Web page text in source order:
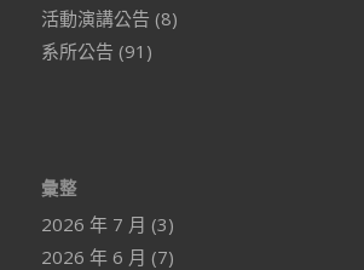
活動演講公告 (8)
系所公告 (91)
彙整
2026 年 7 月 (3)
2026 年 6 月 (7)